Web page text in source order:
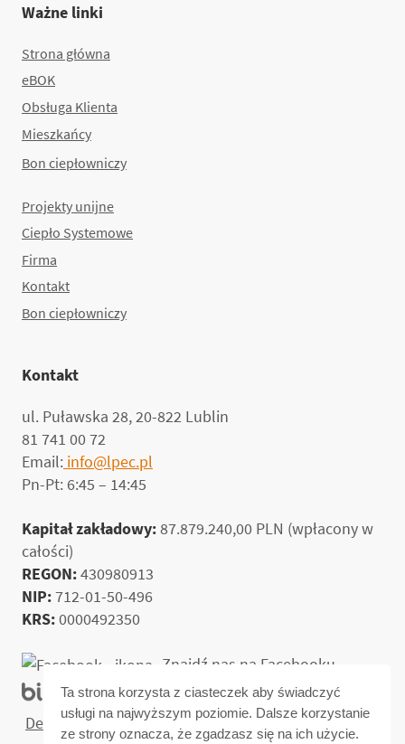
Ta strona korzysta z ciasteczek aby świadczyć
usługi na najwyższym poziomie. Dalsze korzystanie
ze strony oznacza, że zgadzasz się na ich użycie.
Ważne linki
Strona główna
eBOK
Obsługa Klienta
Mieszkańcy
Bon ciepłowniczy
Projekty unijne
Ciepło Systemowe
Firma
Kontakt
Bon ciepłowniczy
Kontakt
ul. Puławska 28, 20-822 Lublin
81 741 00 72
Email: info@lpec.pl
Pn-Pt: 6:45 – 14:45
Kapitał zakładowy:87.879.240,00 PLN (wpłacony w
całości)
REGON:430980913
NIP:712-01-50-496
KRS:0000492350
Znajdź nas na Facebooku
Biuletyn informacji publicznej
Deklaracja dostępności